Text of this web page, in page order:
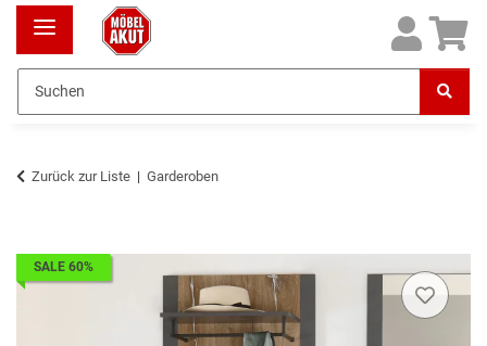
Zurück zur Liste Garderoben
SALE 60%